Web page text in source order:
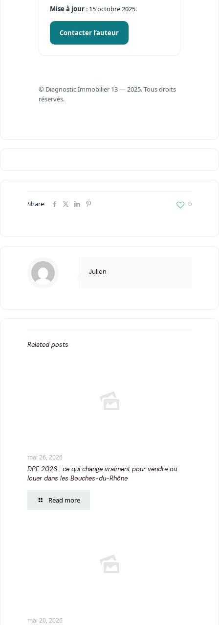
Mise à jour : 15 octobre 2025.
Contacter l’auteur
© Diagnostic Immobilier 13 — 2025. Tous droits
réservés.
Share 0
Julien
Related posts
mai 26, 2026
DPE 2026 : ce qui change vraiment pour vendre ou
louer dans les Bouches-du-Rhône
Read more
mai 20, 2026